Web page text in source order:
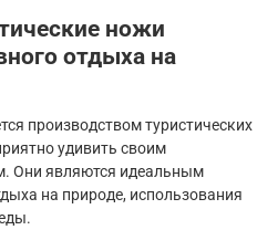
ножи
отдыха на
производством туристических
удивить своим
Они являются идеальным
на природе, использования